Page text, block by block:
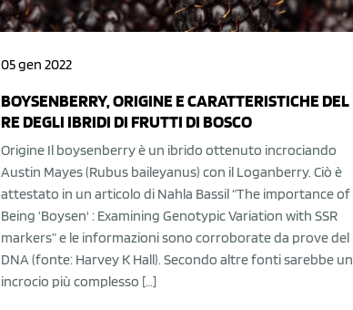
05 gen 2022
BOYSENBERRY, ORIGINE E CARATTERISTICHE DEL
RE DEGLI IBRIDI DI FRUTTI DI BOSCO
Origine Il boysenberry è un ibrido ottenuto incrociando
Austin Mayes (Rubus baileyanus) con il Loganberry. Ciò è
attestato in un articolo di Nahla Bassil “The importance of
Being ‘Boysen' : Examining Genotypic Variation with SSR
markers” e le informazioni sono corroborate da prove del
DNA (fonte: Harvey K Hall). Secondo altre fonti sarebbe un
incrocio più complesso […]